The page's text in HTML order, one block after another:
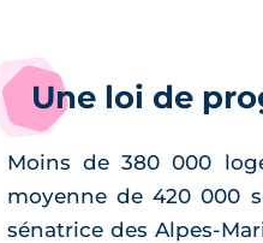
Une loi de
Moins de 380 000
moyenne de 420 000
sénatrice des Alpes-